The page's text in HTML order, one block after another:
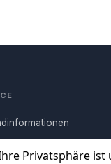
Privatsphäre ist